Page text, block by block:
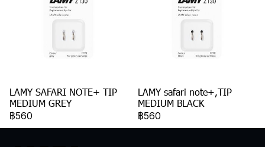
LAMY SAFARI NOTE+ TIP
MEDIUM GREY
฿560
LAMY safari note+,TIP
MEDIUM BLACK
฿560